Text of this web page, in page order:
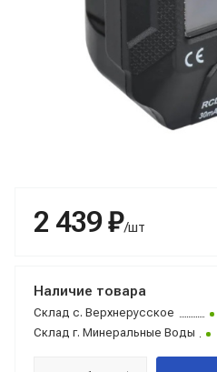
2 439 ₽/шт
Наличие товара
Склад с. Верхнерусское
Склад г. Минеральные Воды